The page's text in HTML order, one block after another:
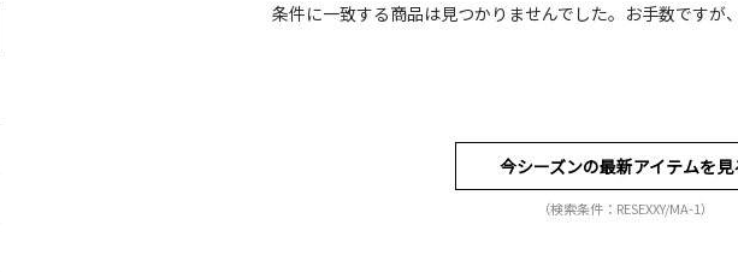
条件に一致する商品は見つかりませんでした。お手数ですが
今シーズンの最新アイテムを見
（検索条件：RESEXXY/MA-1）